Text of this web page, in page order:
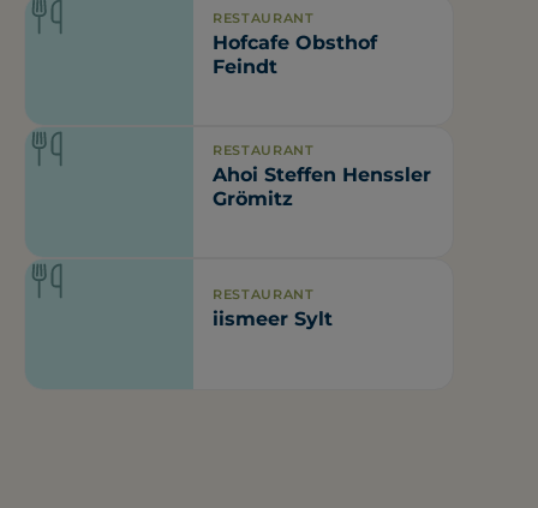
RESTAURANT
Hofcafe Obsthof
Feindt
RESTAURANT
Ahoi Steffen Henssler
Grömitz
RESTAURANT
iismeer Sylt